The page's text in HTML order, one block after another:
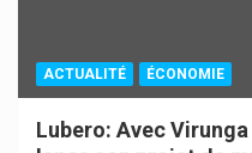
ACTUALITÉ ÉCONOMIE
Lubero: Avec